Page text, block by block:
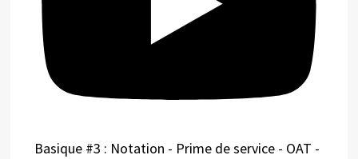
Basique #3 : Notation - Prime de service - OAT -